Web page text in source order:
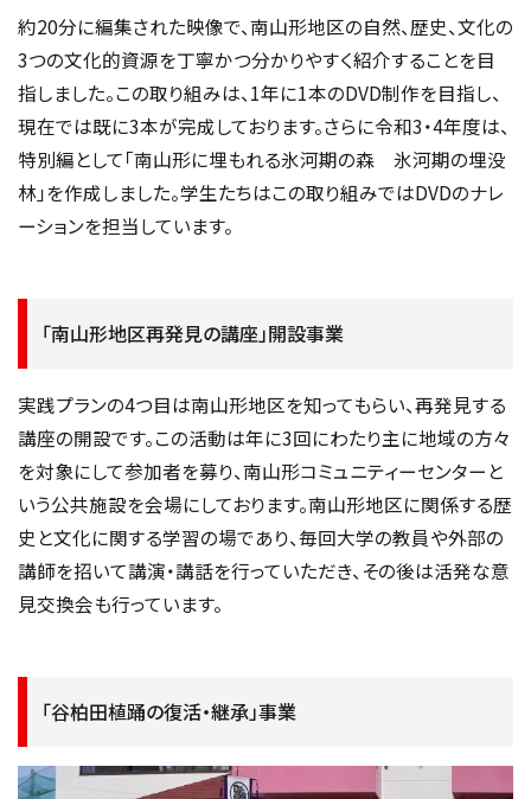
約20分に編集された映像で、南山形地区の自然、歴史、文化の
3つの文化的資源を丁寧かつ分かりやすく紹介することを目
指しました。この取り組みは、1年に1本のDVD制作を目指し、
現在では既に3本が完成しております。さらに令和3・4年度は、
特別編として「南山形に埋もれる氷河期の森 氷河期の埋没
林」を作成しました。学生たちはこの取り組みではDVDのナレ
ーションを担当しています。
「南山形地区再発見の講座」開設事業
実践プランの4つ目は南山形地区を知ってもらい、再発見する
講座の開設です。この活動は年に3回にわたり主に地域の方々
を対象にして参加者を募り、南山形コミュニティーセンターと
いう公共施設を会場にしております。南山形地区に関係する歴
史と文化に関する学習の場であり、毎回大学の教員や外部の
講師を招いて講演・講話を行っていただき、その後は活発な意
見交換会も行っています。
「谷柏田植踊の復活・継承」事業